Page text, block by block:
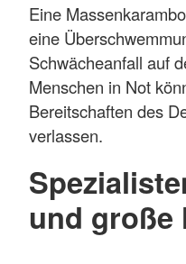
Eine
eine
Schwächeanfall auf
Menschen in Not
Bereitschaften des
verlassen.
und große